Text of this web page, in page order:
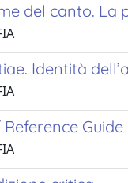
del canto.
Identità
Guide